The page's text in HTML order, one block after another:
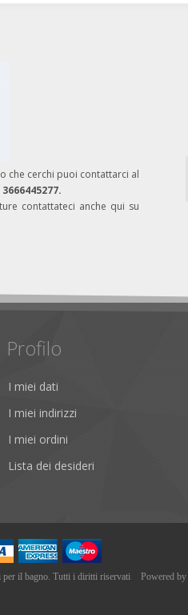
che cerchi puoi contattarci al
3666445277.
contattateci anche qui su
Profilo
I miei dati
I miei indirizzi
I miei ordini
Lista dei desideri
per il bagno. Tutti i diritti riservati Powered by